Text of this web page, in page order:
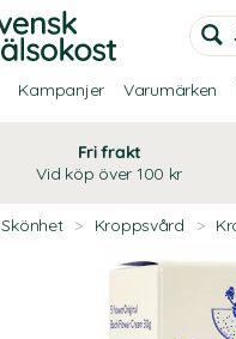
Kampanjer Varumärken
Fri frakt
Vid köp över 100 kr
Skönhet > Kroppsvård >